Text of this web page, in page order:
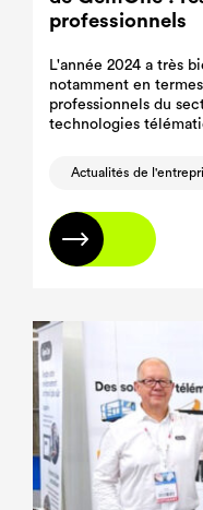
professionnels
L'année 2024 a très
notamment en
professionnels du
technologies
Actualités de
En savoir plus